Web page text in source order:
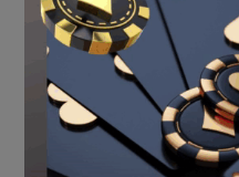
《檢測申明》稱，2016年
生產生身材不適，冠縣食
立刻支配法律職員到柳林
食堂留樣送到聊城市疾病
疾控中央作的流行病學考
示，所送檢的食堂留樣樣